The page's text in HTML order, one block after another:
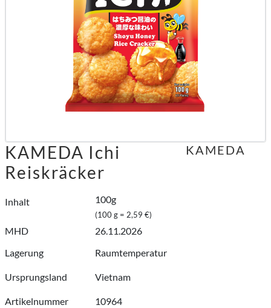
KAMEDA Ichi
Reiskräcker
Inhalt 100g
(100 g = 2,59 €)
MHD
26.11.2026
Lagerung
Raumtemperatur
Ursprungsland Vietnam
Artikelnummer 10964
KAMEDA